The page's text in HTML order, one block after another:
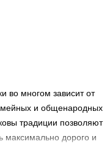
во многом зависит от
и общенародных
традиции позволяют
максимально дорого и